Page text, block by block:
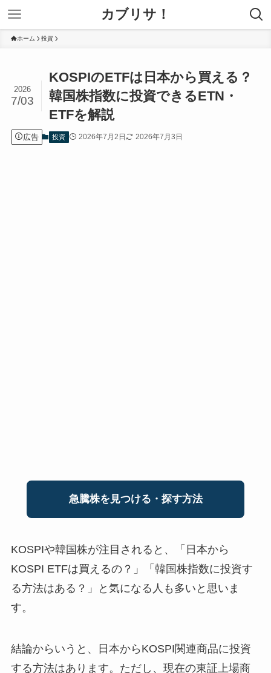
カブリサ！
ホーム 投資
KOSPIのETFは日本から買える？
韓国株指数に投資できるETN・
ETFを解説
2026
7/03
広告 投資 2026年7月2日 2026年7月3日
急騰株を見つける・探す方法
KOSPIや韓国株が注目されると、「日本から
KOSPI ETFは買えるの？」「韓国株指数に投資す
る方法はある？」と気になる人も多いと思いま
す。
結論からいうと、日本からKOSPI関連商品に投資
する方法はあります。ただし、現在の東証上場商